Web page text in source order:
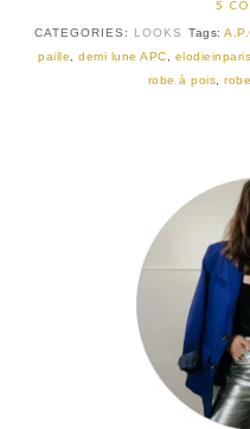
5
CATEGORIES: LOOKS Tags:
paille
,demi lune APC elodieinparis
robe à pois